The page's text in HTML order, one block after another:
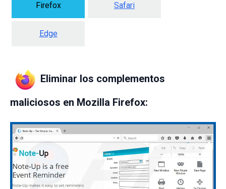
Firefox Safari
Edge
Eliminar los complementos
maliciosos en Mozilla Firefox: